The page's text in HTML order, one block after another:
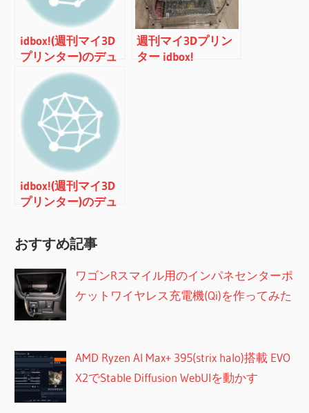
idbox!(週刊マイ3D
プリンター)のデュ
アルヘッド化(その
１)
週刊マイ3Dプリン
ター idbox!
idbox!(週刊マイ3D
プリンター)のデュ
おすすめ記事
ワゴンRスマイル用のインパネセンターポ
ケットワイヤレス充電機(Qi)を作ってみた
AMD Ryzen AI Max+ 395(strix halo)搭載 EVO
X2でStable Diffusion WebUIを動かす